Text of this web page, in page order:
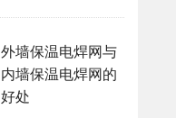
外墙保温电焊网与
内墙保温电焊网的
好处